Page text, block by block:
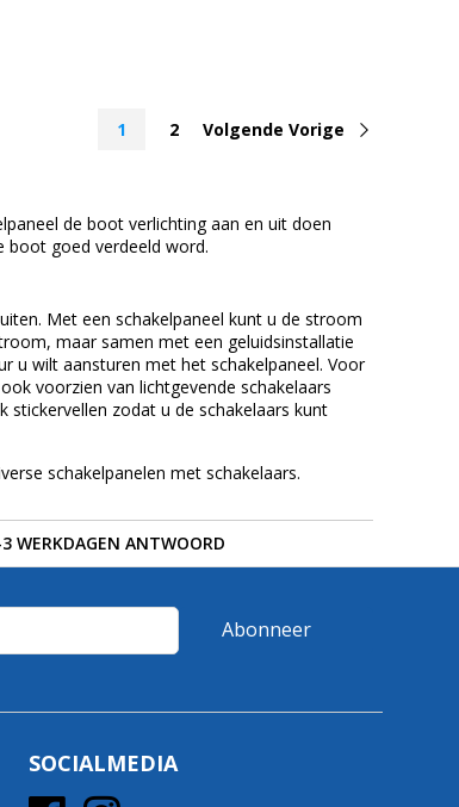
1 2 Volgende Vorige
de boot verlichting aan en uit doen
goed verdeeld word.
Met een schakelpaneel kunt u de stroom
maar samen met een geluidsinstallatie
u wilt aansturen met het schakelpaneel. Voor
voorzien van lichtgevende schakelaars
stickervellen zodat u de schakelaars kunt
schakelpanelen met schakelaars.
WERKDAGEN ANTWOORD
Abonneer
SOCIALMEDIA